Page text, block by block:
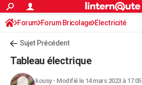
ACTUALITÉS
Politique
Société
Faits Divers
Education
Monde
Villes
+
FINANCE
S'inscrire
Connexion
Forum Forum Bricolage Electricité
Sujet Précédent
Tableau électrique
kousy- Modifié le 14 mars 2023 à 17:05